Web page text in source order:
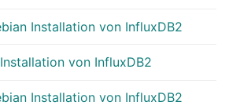
Installation von InfluxDB2
von InfluxDB2
Installation von InfluxDB2